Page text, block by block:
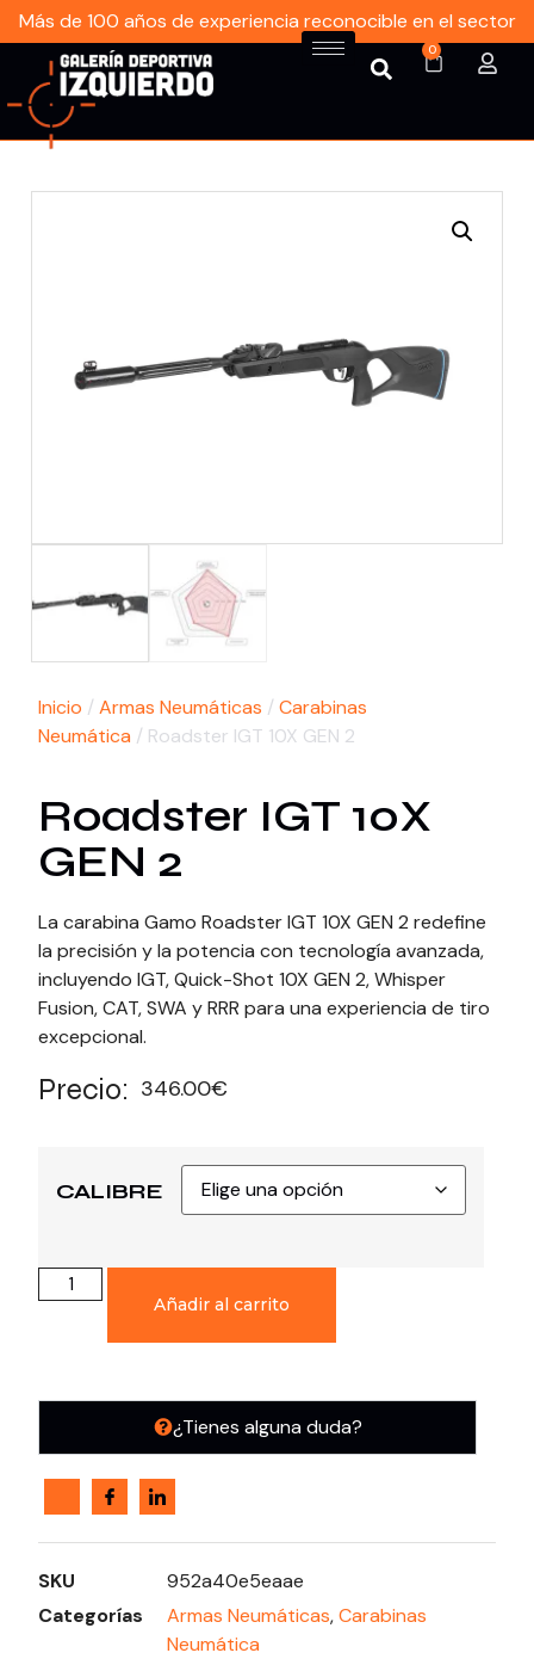
Más de 100 años de experiencia reconocible en el sector
0
Inicio / Armas Neumáticas / Carabinas
Neumática / Roadster IGT 10X GEN 2
Roadster IGT 10X
GEN 2
La carabina Gamo Roadster IGT 10X GEN 2 redefine
la precisión y la potencia con tecnología avanzada,
incluyendo IGT, Quick-Shot 10X GEN 2, Whisper
Fusion, CAT, SWA y RRR para una experiencia de tiro
excepcional.
Precio: 346.00€
CALIBRE
Añadir al carrito
¿Tienes alguna duda?
SKU
952a40e5eaae
Categorías
Armas Neumáticas,Carabinas
Neumática